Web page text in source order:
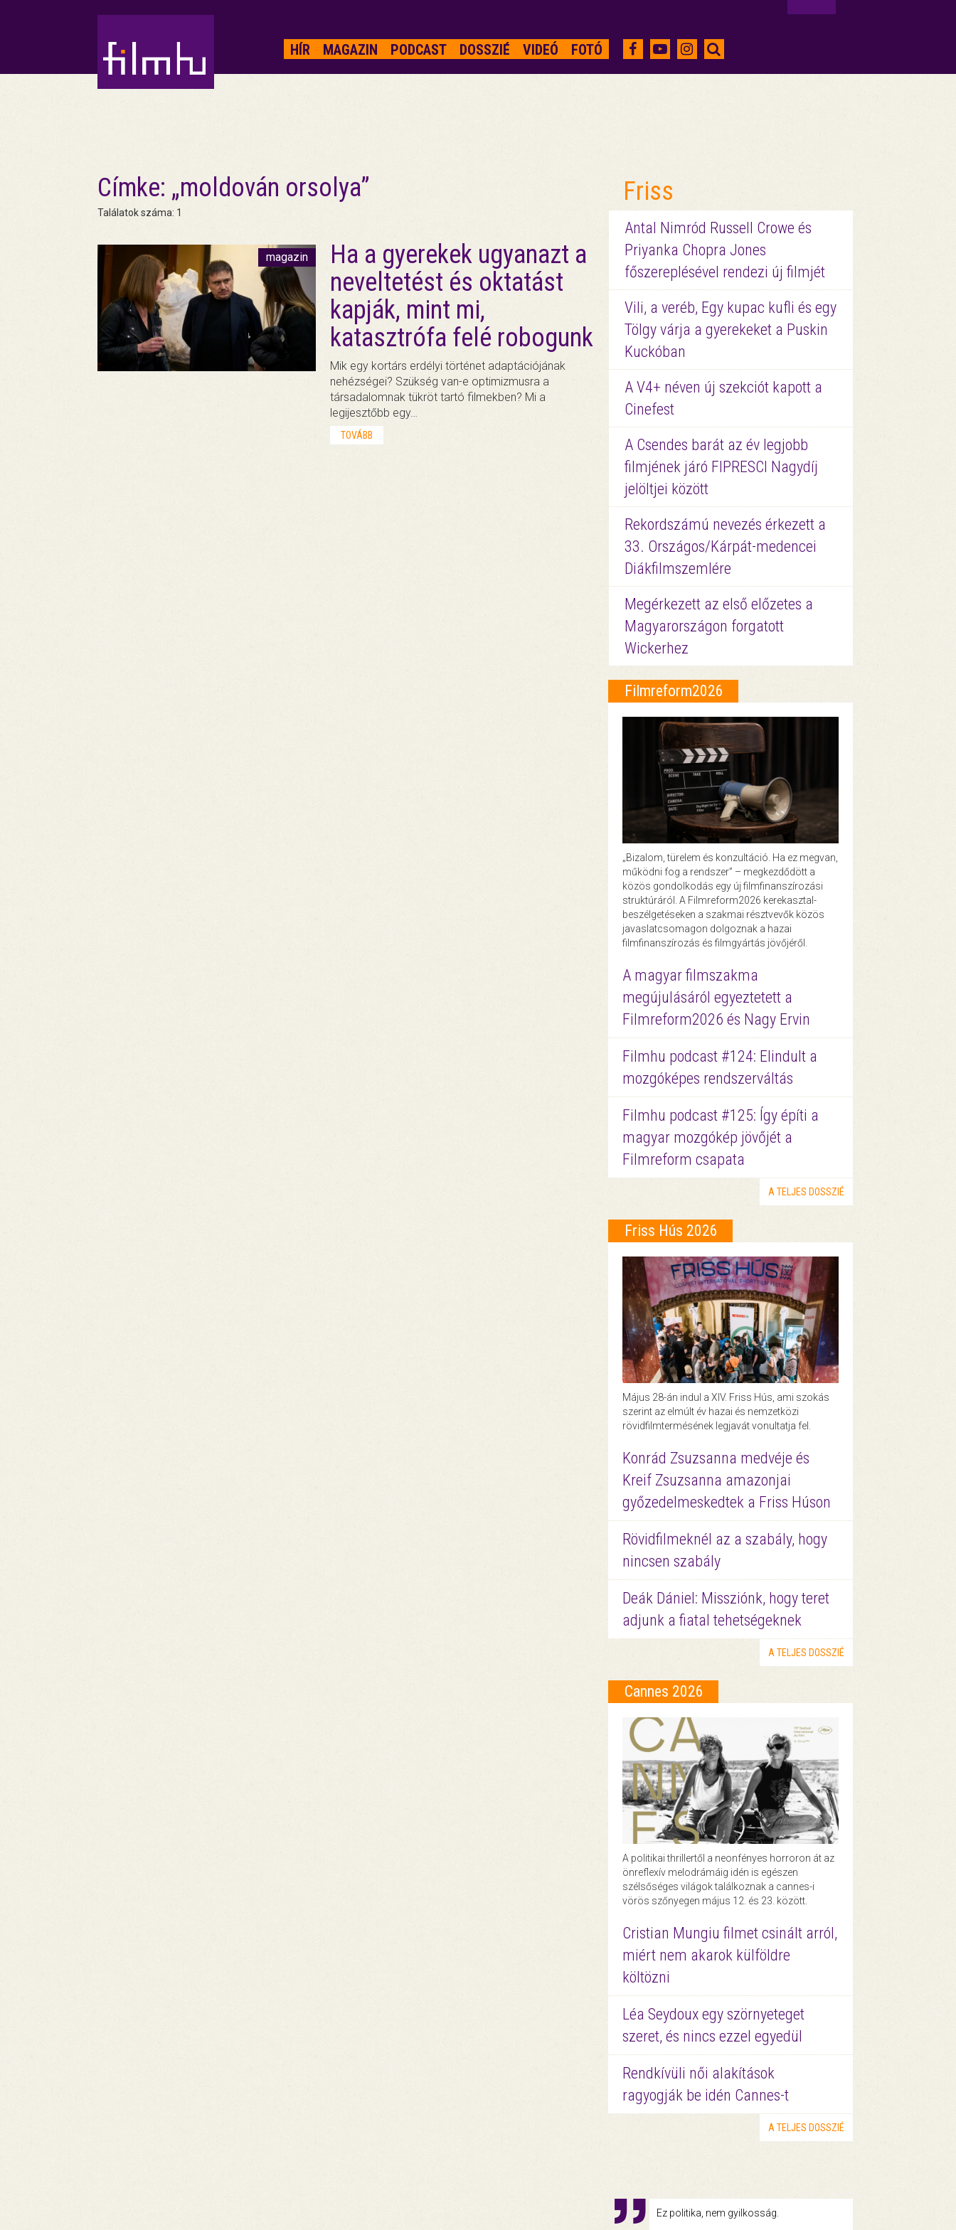
HÍR MAGAZIN PODCAST DOSSZIÉ VIDEÓ FOTÓ
Címke: „moldován orsolya”
Találatok száma: 1
magazin
Ha a gyerekek ugyanazt a
neveltetést és oktatást
kapják, mint mi,
katasztrófa felé robogunk
Mik egy kortárs erdélyi történet adaptációjának
nehézségei? Szükség van-e optimizmusra a
társadalomnak tükröt tartó filmekben? Mi a
legijesztőbb egy…
TOVÁBB
Friss
Antal Nimród Russell Crowe és
Priyanka Chopra Jones
főszereplésével rendezi új filmjét
Vili, a veréb, Egy kupac kufli és egy
Tölgy várja a gyerekeket a Puskin
Kuckóban
A V4+ néven új szekciót kapott a
Cinefest
A Csendes barát az év legjobb
filmjének járó FIPRESCI Nagydíj
jelöltjei között
Rekordszámú nevezés érkezett a
33. Országos/Kárpát-medencei
Diákfilmszemlére
Megérkezett az első előzetes a
Magyarországon forgatott
Wickerhez
Filmreform2026
„Bizalom, türelem és konzultáció. Ha ez megvan,
működni fog a rendszer” – megkezdődött a
közös gondolkodás egy új filmfinanszírozási
struktúráról. A Filmreform2026 kerekasztal-
beszélgetéseken a szakmai résztvevők közös
javaslatcsomagon dolgoznak a hazai
filmfinanszírozás és filmgyártás jövőjéről.
A magyar filmszakma
megújulásáról egyeztetett a
Filmreform2026 és Nagy Ervin
Filmhu podcast #124: Elindult a
mozgóképes rendszerváltás
Filmhu podcast #125: Így építi a
magyar mozgókép jövőjét a
Filmreform csapata
A TELJES DOSSZIÉ
Friss Hús 2026
Május 28-án indul a XIV. Friss Hús, ami szokás
szerint az elmúlt év hazai és nemzetközi
rövidfilmtermésének legjavát vonultatja fel.
Konrád Zsuzsanna medvéje és
Kreif Zsuzsanna amazonjai
győzedelmeskedtek a Friss Húson
Rövidfilmeknél az a szabály, hogy
nincsen szabály
Deák Dániel: Missziónk, hogy teret
adjunk a fiatal tehetségeknek
A TELJES DOSSZIÉ
Cannes 2026
A politikai thrillertől a neonfényes horroron át az
önreflexív melodrámáig idén is egészen
szélsőséges világok találkoznak a cannes-i
vörös szőnyegen május 12. és 23. között.
Cristian Mungiu filmet csinált arról,
miért nem akarok külföldre
költözni
Léa Seydoux egy szörnyeteget
szeret, és nincs ezzel egyedül
Rendkívüli női alakítások
ragyogják be idén Cannes-t
A TELJES DOSSZIÉ
Ez politika, nem gyilkosság.